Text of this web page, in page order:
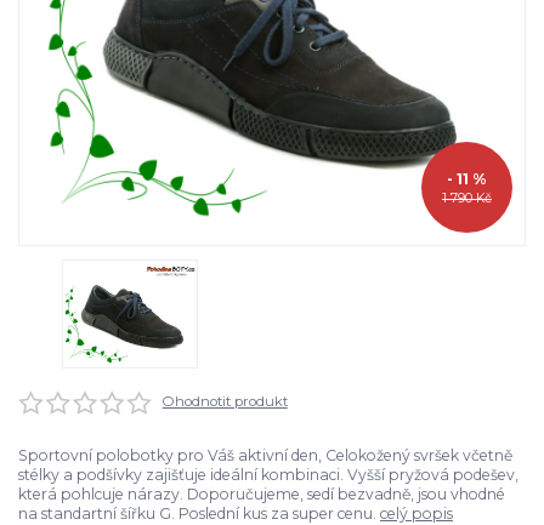
1 790 Kč
- 11 %
Ohodnotit produkt
Sportovní polobotky pro Váš aktivní den, Celokožený svršek včetně
stélky a podšívky zajišťuje ideální kombinaci. Vyšší pryžová podešev,
která pohlcuje nárazy. Doporučujeme, sedí bezvadně, jsou vhodné
na standartní šířku G. Poslední kus za super cenu. celý popis